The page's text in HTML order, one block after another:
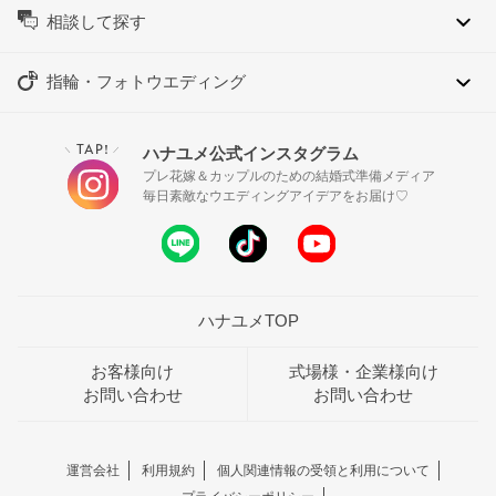
相談して探す
指輪・フォトウエディング
＼ TAP! ／ ハナユメ公式インスタグラム
プレ花嫁＆カップルのための結婚式準備メディア
毎日素敵なウエディングアイデアをお届け♡
ハナユメTOP
お客様向け
お問い合わせ
式場様・企業様向け
お問い合わせ
運営会社 利用規約
個人関連情報の受領と利用について